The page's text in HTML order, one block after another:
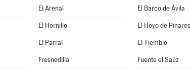
El Arenal El Barco de Ávila
El Hornillo El Hoyo de Pinares
El Parral El Tiemblo
Fresnedilla Fuente el Saúz